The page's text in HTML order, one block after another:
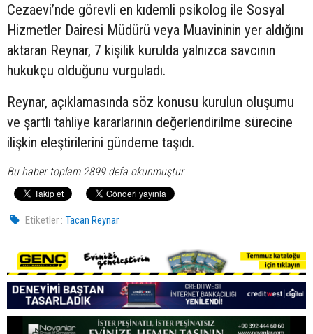
Cezaevi’nde görevli en kıdemli psikolog ile Sosyal
Hizmetler Dairesi Müdürü veya Muavininin yer aldığını
aktaran Reynar, 7 kişilik kurulda yalnızca savcının
hukukçu olduğunu vurguladı.
Reynar, açıklamasında söz konusu kurulun oluşumu
ve şartlı tahliye kararlarının değerlendirilme sürecine
ilişkin eleştirilerini gündeme taşıdı.
Bu haber toplam 2899 defa okunmuştur
Etiketler : Tacan Reynar